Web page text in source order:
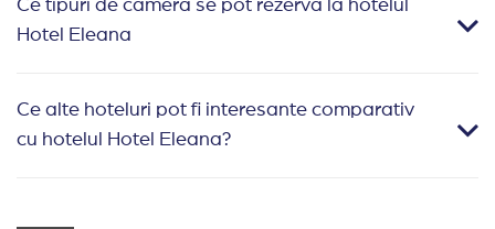
Ce tipuri de camera se pot rezerva la hotelul
Hotel Eleana
Ce alte hoteluri pot fi interesante comparativ
cu hotelul Hotel Eleana?